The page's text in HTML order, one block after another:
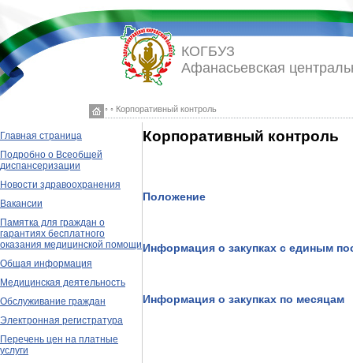
◦ ◦ Корпоративный контроль
КОГБУЗ
Афанасьевская
Главная страница
Подробно о Всеобщей
диспансеризации
Новости здравоохранения
Вакансии
Памятка для граждан о
гарантиях бесплатного
оказания медицинской помощи
Общая информация
Медицинская деятельность
Обслуживание граждан
Электронная регистратура
Перечень цен на платные
услуги
Корпоративный контроль
Положение
Информация о закупках с единым
Информация о закупках по месяцам